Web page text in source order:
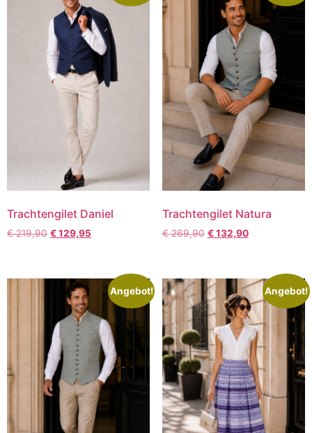
Trachtengilet Daniel
€219,90 €129,95
Trachtengilet Natura
€269,90 €132,90
Angebot! Angebot!